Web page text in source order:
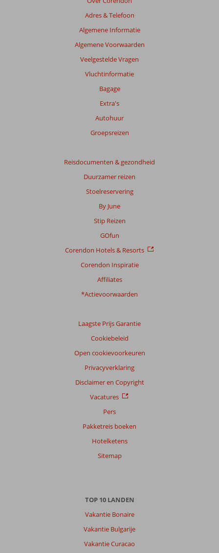
Adres & Telefoon
Algemene Informatie
Algemene Voorwaarden
Veelgestelde Vragen
Vluchtinformatie
Bagage
Extra's
Autohuur
Groepsreizen
Reisdocumenten & gezondheid
Duurzamer reizen
Stoelreservering
By June
Stip Reizen
GOfun
Corendon Hotels & Resorts
Corendon Inspiratie
Affiliates
*Actievoorwaarden
Laagste Prijs Garantie
Cookiebeleid
Open cookievoorkeuren
Privacyverklaring
Disclaimer en Copyright
Vacatures
Pers
Pakketreis boeken
Hotelketens
Sitemap
TOP 10 LANDEN
Vakantie Bonaire
Vakantie Bulgarije
Vakantie Curacao